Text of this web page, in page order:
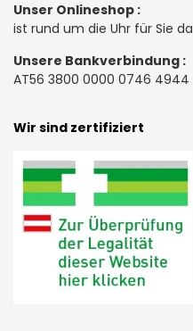
Unser Onlineshop :
ist rund um die Uhr für Sie da
Unsere Bankverbindung :
AT56 3800 0000 0746 4944
Wir sind zertifiziert